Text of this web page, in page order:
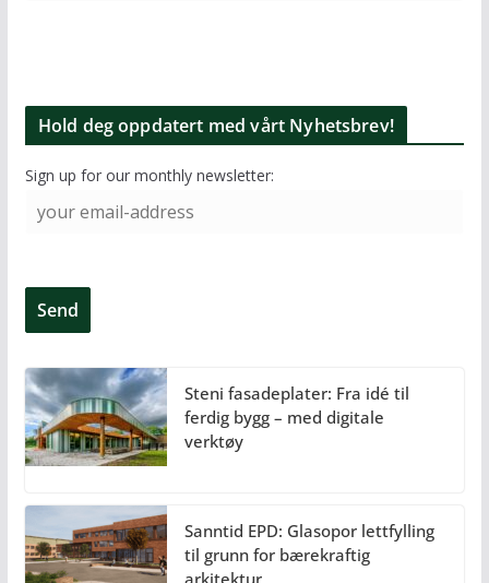
Hold deg oppdatert med vårt Nyhetsbrev!
Sign up for our monthly newsletter:
Steni fasadeplater: Fra idé til
ferdig bygg – med digitale
verktøy
Sanntid EPD: Glasopor lettfylling
til grunn for bærekraftig